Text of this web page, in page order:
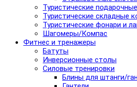
Туристические
Туристические складные
Туристические фонари и
Шагомеры/Компас
Фитнес и тренажеры
Батуты
Инверсионные столы
Силовые тренировки
Блины для штанги/